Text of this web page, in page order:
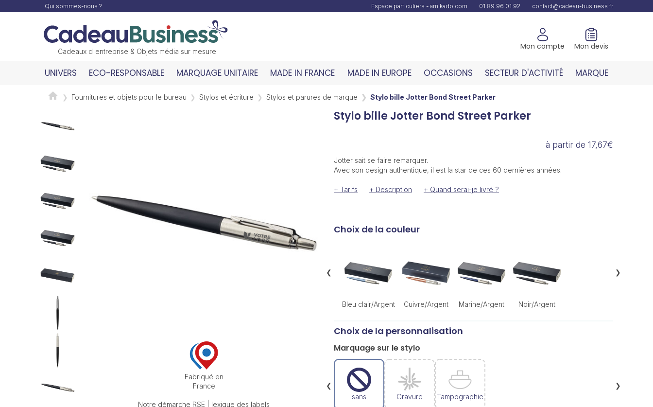
Qui sommes-nous ? Espace particuliers - amikado.com 01 89 96 01 92 contact@cadeau-business.fr
Cadeaux d'entreprise & Objets média sur mesure
Mon compte Mon devis
UNIVERS ECO-RESPONSABLE MARQUAGE UNITAIRE MADE IN FRANCE MADE IN EUROPE OCCASIONS SECTEUR D'ACTIVITÉ MARQUE
Fournitures et objets pour le bureau Stylos et écriture Stylos et parures de marque Stylo bille Jotter Bond Street Parker
Fabriqué en
France
Notre démarche RSE | lexique des labels
Stylo bille Jotter Bond Street Parker
à partir de 17,67€
Jotter sait se faire remarquer.
Avec son design authentique, il est la star de ces 60 dernières années.
+ Tarifs + Description + Quand serai-je livré ?
Choix de la couleur
Bleu clair/Argent Cuivre/Argent Marine/Argent Noir/Argent
❯
❮
Choix de la personnalisation
Marquage sur le stylo
sans Gravure Tampographie
❯
❮